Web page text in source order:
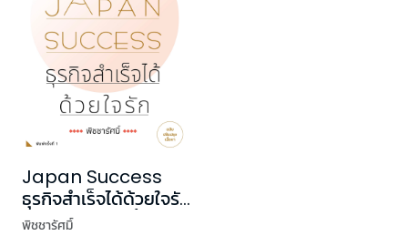
Japan Success
ธุรกิจสำเร็จได้ด้วยใจรัก
(ฉบับปรับปรุงเนื้อหา)
พิชชารัศมิ์